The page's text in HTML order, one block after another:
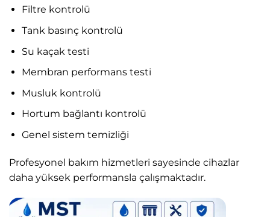
Filtre kontrolü
Tank basınç kontrolü
Su kaçak testi
Membran performans testi
Musluk kontrolü
Hortum bağlantı kontrolü
Genel sistem temizliği
Profesyonel bakım hizmetleri sayesinde cihazlar
daha yüksek performansla çalışmaktadır.